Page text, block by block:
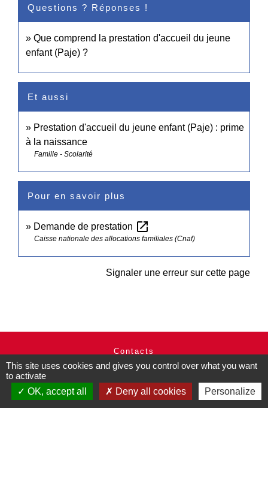
Questions ? Réponses !
Que comprend la prestation d'accueil du jeune
enfant (Paje) ?
Et aussi
Prestation d'accueil du jeune enfant (Paje) : prime
à la naissance
Famille - Scolarité
Pour en savoir plus
Demande de prestation open_in_new
Caisse nationale des allocations familiales (Cnaf)
Signaler une erreur sur cette page
Contacts
Commune de Pullay
27130 Pullay - FRANCE
+33 2 32 32 18 58
This site uses cookies and gives you control over what you want
to activate
OK, accept all
Deny all cookies Personalize